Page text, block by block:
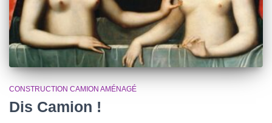
CONSTRUCTION CAMION AMÉNAGÉ
Dis Camion !